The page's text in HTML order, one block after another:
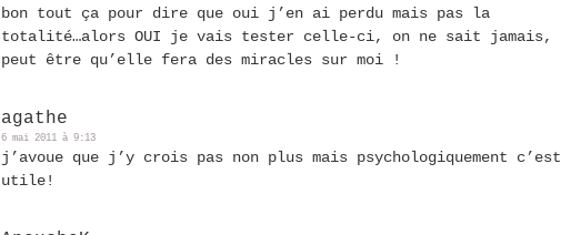
bon tout ça pour dire que oui j’en ai perdu mais pas la
totalité…alors OUI je vais tester celle-ci, on ne sait jamais,
peut être qu’elle fera des miracles sur moi !
agathe
6 mai 2011 à 9:13
j’avoue que j’y crois pas non plus mais psychologiquement c’est
utile!